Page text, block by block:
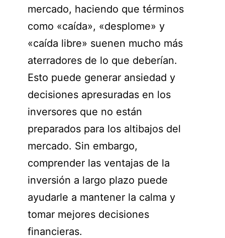
mercado, haciendo que términos
como «caída», «desplome» y
«caída libre» suenen mucho más
aterradores de lo que deberían.
Esto puede generar ansiedad y
decisiones apresuradas en los
inversores que no están
preparados para los altibajos del
mercado. Sin embargo,
comprender las ventajas de la
inversión a largo plazo puede
ayudarle a mantener la calma y
tomar mejores decisiones
financieras.